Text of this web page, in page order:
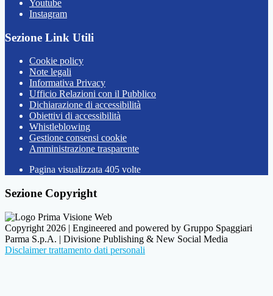
Youtube
Instagram
Sezione Link Utili
Cookie policy
Note legali
Informativa Privacy
Ufficio Relazioni con il Pubblico
Dichiarazione di accessibilità
Obiettivi di accessibilità
Whistleblowing
Gestione consensi cookie
Amministrazione trasparente
Pagina visualizzata 405 volte
Sezione Copyright
Copyright 2026 | Engineered and powered by Gruppo Spaggiari
Parma S.p.A. | Divisione Publishing & New Social Media
Disclaimer trattamento dati personali